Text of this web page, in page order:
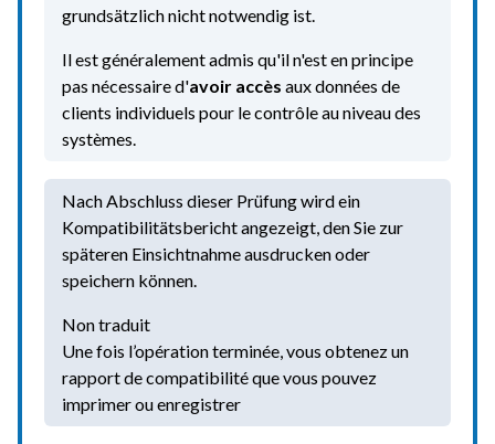
grundsätzlich nicht notwendig ist.
Il est généralement admis qu'il n'est en principe
pas nécessaire d'avoir accès aux données de
clients individuels pour le contrôle au niveau des
systèmes.
Nach Abschluss dieser Prüfung wird ein
Kompatibilitätsbericht angezeigt, den Sie zur
späteren Einsichtnahme ausdrucken oder
speichern können.
Non traduit
Une fois l’opération terminée, vous obtenez un
rapport de compatibilité que vous pouvez
imprimer ou enregistrer